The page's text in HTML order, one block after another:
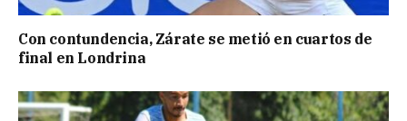
Con contundencia, Zárate se metió en cuartos de
final en Londrina